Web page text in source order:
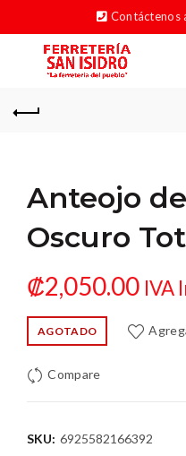
Contáctenos
Anteojo
Oscuro
₡2,050.00 IVA
AGOTADO
Compare
SKU: 6925582166392